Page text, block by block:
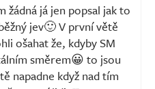
žádná já jen popsal jak to
jev🙂 V první větě
ošahat že, kdyby SM
směrem😀 to jsou
napadne když nad tím